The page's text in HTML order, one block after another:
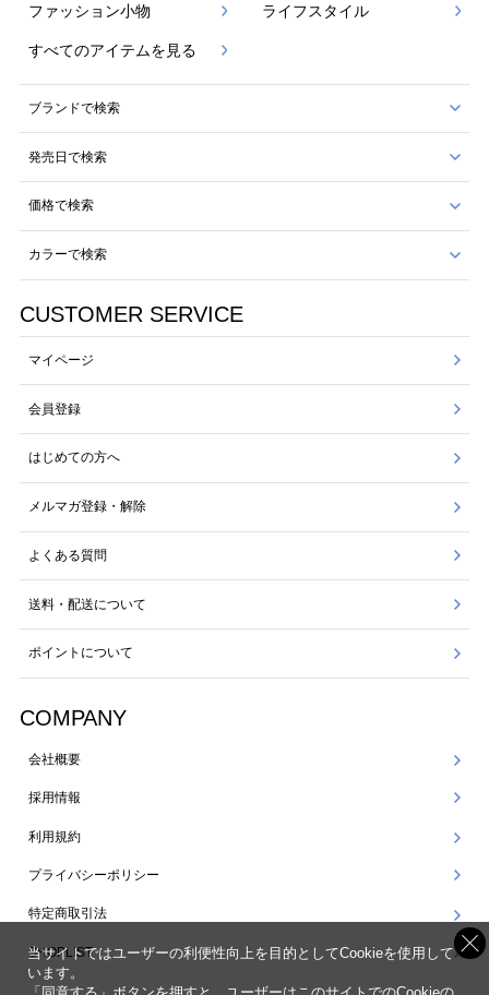
ファッション小物 ライフスタイル
すべてのアイテムを見る
ブランドで検索
発売日で検索
価格で検索
カラーで検索
CUSTOMER SERVICE
マイページ
会員登録
はじめての方へ
メルマガ登録・解除
よくある質問
送料・配送について
ポイントについて
COMPANY
会社概要
採用情報
利用規約
プライバシーポリシー
特定商取引法
SHOPLIST
当サイトではユーザーの利便性向上を目的としてCookieを使用して
います。